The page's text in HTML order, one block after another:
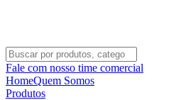
Fale com nosso time comercial
HomeQuem Somos
Produtos